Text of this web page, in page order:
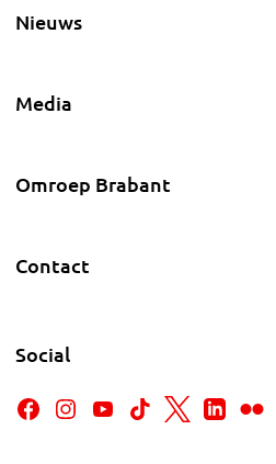
Nieuws
Media
Omroep Brabant
Contact
Social